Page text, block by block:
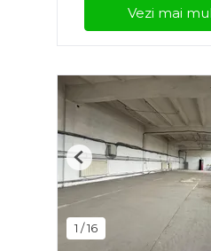
Vezi mai
1 /16
Previous